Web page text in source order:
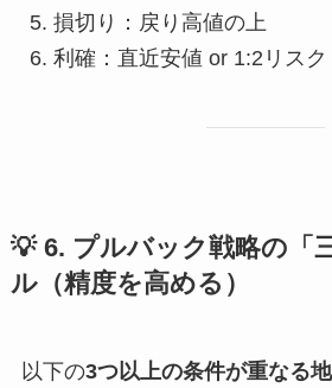
損切り：戻り高値の上
利確：直近安値 or 1:2リスク
💡 6. プルバック戦略の「
ル（精度を高める）
以下の3つ以上の条件が重なる